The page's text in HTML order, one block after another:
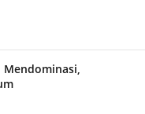
Mendominasi,